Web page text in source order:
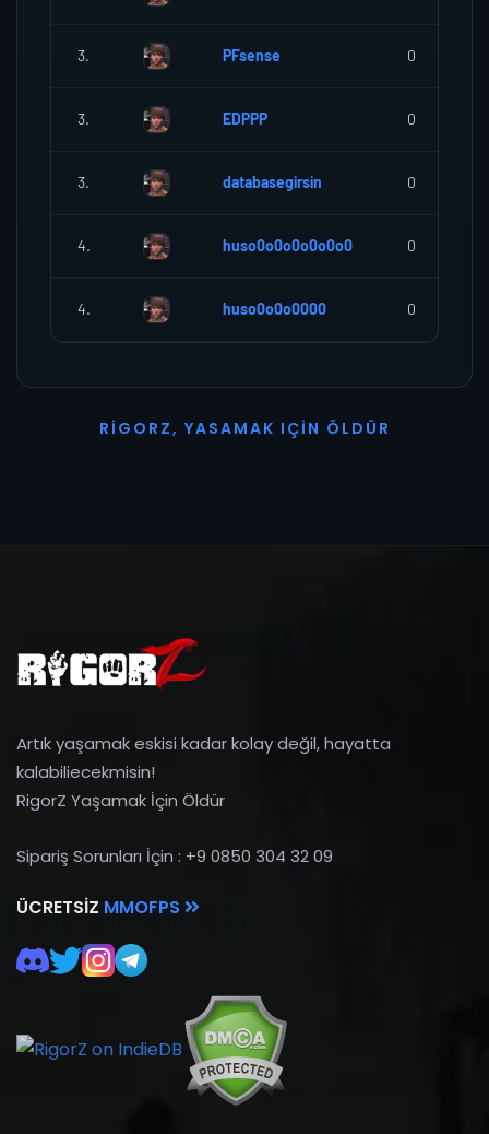
3. PFsense 0
3. EDPPP 0
3. databasegirsin 0
4. huso0o0o0o0o0o0 0
4. huso0o0o0000 0
R I G O R Z, YASAMAK I ÇI N Ö L D Ü R
Artık yaşamak eskisi kadar kolay değil, hayatta
kalabiliecekmisin!
RigorZ Yaşamak İçin Öldür
Sipariş Sorunları İçin : +9 0850 304 32 09
ÜCRETSIZ MMOFPS